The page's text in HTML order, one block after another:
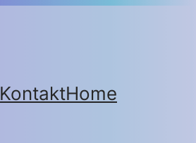
KontaktHome